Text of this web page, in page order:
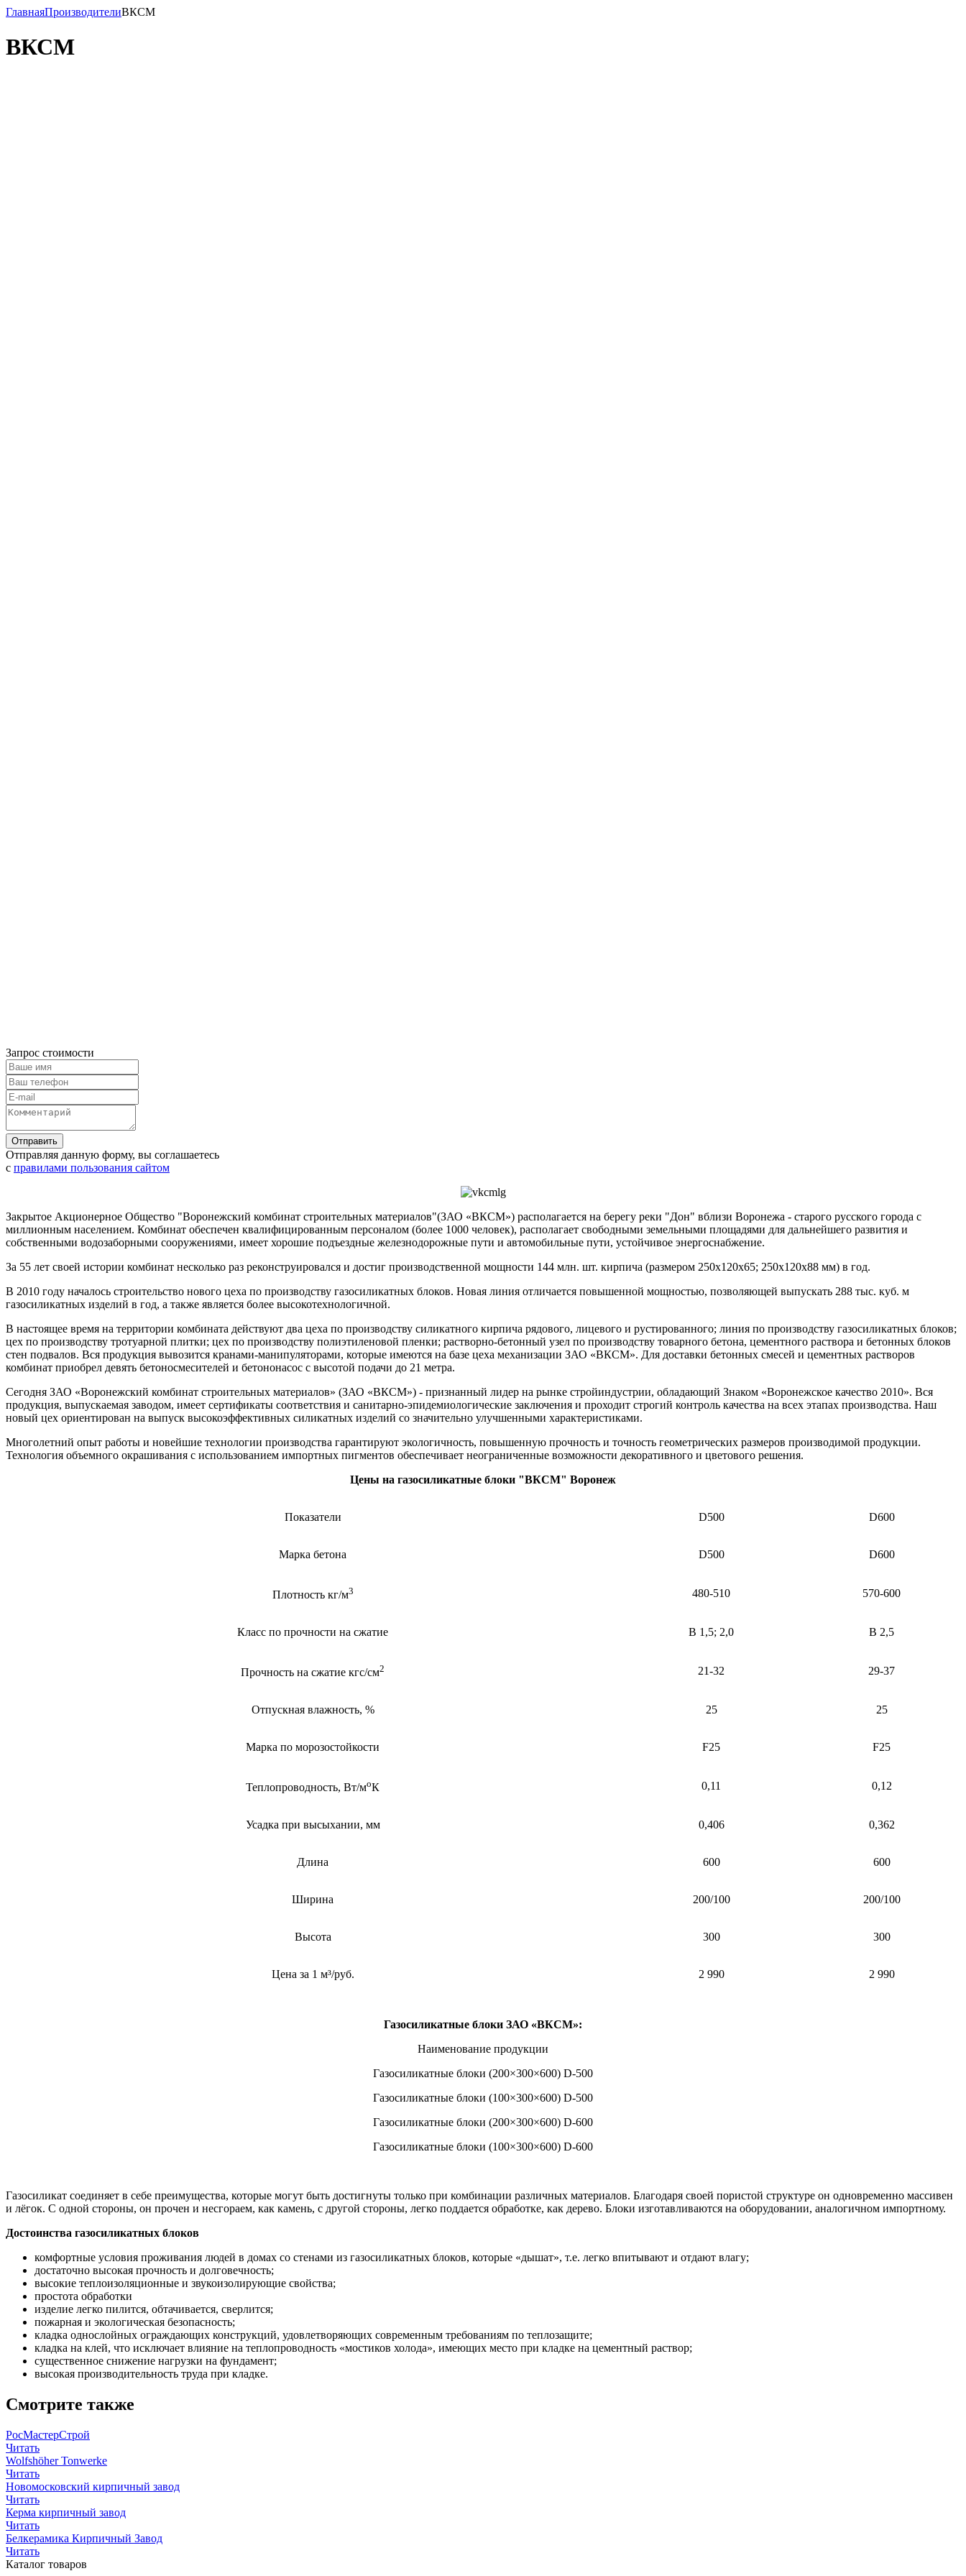
ГлавнаяПроизводителиВКСМ
ВКСМ
Запрос стоимости
Отправляя данную форму, вы соглашаетесь
с правилами пользования сайтом
Закрытое Акционерное Общество "Воронежский комбинат строительных материалов"(ЗАО «ВКСМ») располагается на берегу реки "Дон" вблизи Воронежа - старого русского города с
миллионным населением. Комбинат обеспечен квалифицированным персоналом (более 1000 человек), располагает свободными земельными площадями для дальнейшего развития и
собственными водозаборными сооружениями, имеет хорошие подъездные железнодорожные пути и автомобильные пути, устойчивое энергоснабжение.
За 55 лет своей истории комбинат несколько раз реконструировался и достиг производственной мощности 144 млн. шт. кирпича (размером 250x120x65; 250х120х88 мм) в год.
В 2010 году началось строительство нового цеха по производству газосиликатных блоков. Новая линия отличается повышенной мощностью, позволяющей выпускать 288 тыс. куб. м
газосиликатных изделий в год, а также является более высокотехнологичной.
В настоящее время на территории комбината действуют два цеха по производству силикатного кирпича рядового, лицевого и рустированного; линия по производству газосиликатных блоков;
цех по производству тротуарной плитки; цех по производству полиэтиленовой пленки; растворно-бетонный узел по производству товарного бетона, цементного раствора и бетонных блоков
стен подвалов. Вся продукция вывозится кранами-манипуляторами, которые имеются на базе цеха механизации ЗАО «ВКСМ». Для доставки бетонных смесей и цементных растворов
комбинат приобрел девять бетоносмесителей и бетононасос с высотой подачи до 21 метра.
Сегодня ЗАО «Воронежский комбинат строительных материалов» (ЗАО «ВКСМ») - признанный лидер на рынке стройиндустрии, обладающий Знаком «Воронежское качество 2010». Вся
продукция, выпускаемая заводом, имеет сертификаты соответствия и санитарно-эпидемиологические заключения и проходит строгий контроль качества на всех этапах производства. Наш
новый цех ориентирован на выпуск высокоэффективных силикатных изделий со значительно улучшенными характеристиками.
Многолетний опыт работы и новейшие технологии производства гарантируют экологичность, повышенную прочность и точность геометрических размеров производимой продукции.
Технология объемного окрашивания с использованием импортных пигментов обеспечивает неограниченные возможности декоративного и цветового решения.
Цены на газосиликатные блоки "ВКСМ" Воронеж
Показатели D500 D600
Марка бетона D500 D600
Плотность кг/м3 480-510 570-600
Класс по прочности на сжатие В 1,5; 2,0 В 2,5
Прочность на сжатие кгс/см2 21-32 29-37
Отпускная влажность, % 25 25
Марка по морозостойкости F25 F25
Теплопроводность, Вт/моК 0,11 0,12
Усадка при высыхании, мм 0,406 0,362
Длина 600 600
Ширина 200/100 200/100
Высота 300 300
Цена за 1 м³/руб. 2 990 2 990
Газосиликатные блоки ЗАО «ВКСМ»:
Наименование продукции
Газосиликатные блоки (200×300×600) D-500
Газосиликатные блоки (100×300×600) D-500
Газосиликатные блоки (200×300×600) D-600
Газосиликатные блоки (100×300×600) D-600
Газосиликат соединяет в себе преимущества, которые могут быть достигнуты только при комбинации различных материалов. Благодаря своей пористой структуре он одновременно массивен
и лёгок. С одной стороны, он прочен и несгораем, как камень, с другой стороны, легко поддается обработке, как дерево. Блоки изготавливаются на оборудовании, аналогичном импортному.
Достоинства газосиликатных блоков
комфортные условия проживания людей в домах со стенами из газосиликатных блоков, которые «дышат», т.е. легко впитывают и отдают влагу;
достаточно высокая прочность и долговечность;
высокие теплоизоляционные и звукоизолирующие свойства;
простота обработки
изделие легко пилится, обтачивается, сверлится;
пожарная и экологическая безопасность;
кладка однослойных ограждающих конструкций, удовлетворяющих современным требованиям по теплозащите;
кладка на клей, что исключает влияние на теплопроводность «мостиков холода», имеющих место при кладке на цементный раствор;
существенное снижение нагрузки на фундамент;
высокая производительность труда при кладке.
Смотрите также
РосМастерСтрой
Читать
Wolfshöher Tonwerke
Читать
Новомосковский кирпичный завод
Читать
Керма кирпичный завод
Читать
Белкерамика Кирпичный Завод
Читать
Каталог товаров